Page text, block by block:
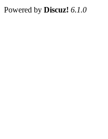
Powered by Discuz! 6.1.0